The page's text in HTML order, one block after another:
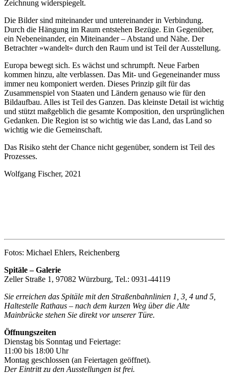
Zeichnung widerspiegelt.
Die Bilder sind miteinander und untereinander in Verbindung.
Durch die Hängung im Raum entstehen Bezüge. Ein Gegenüber,
ein Nebeneinander, ein Miteinander – Abstand und Nähe. Der
Betrachter »wandelt« durch den Raum und ist Teil der Ausstellung.
Europa bewegt sich. Es wächst und schrumpft. Neue Farben
kommen hinzu, alte verblassen. Das Mit- und Gegeneinander muss
immer neu komponiert werden. Dieses Prinzip gilt für das
Zusammenspiel von Staaten und Ländern genauso wie für den
Bildaufbau. Alles ist Teil des Ganzen. Das kleinste Detail ist wichtig
und stützt maßgeblich die gesamte Komposition, den ursprünglichen
Gedanken. Die Region ist so wichtig wie das Land, das Land so
wichtig wie die Gemeinschaft.
Das Risiko steht der Chance nicht gegenüber, sondern ist Teil des
Prozesses.
Wolfgang Fischer, 2021
Fotos: Michael Ehlers, Reichenberg
Spitäle – Galerie
Zeller Straße 1, 97082 Würzburg, Tel.: 0931-44119
Sie erreichen das Spitäle mit den Straßenbahnlinien 1, 3, 4 und 5,
Haltestelle Rathaus – nach dem kurzen Weg über die Alte
Mainbrücke stehen Sie direkt vor unserer Türe.
Öffnungszeiten
Dienstag bis Sonntag und Feiertage:
11:00 bis 18:00 Uhr
Montag geschlossen (an Feiertagen geöffnet).
Der Eintritt zu den Ausstellungen ist frei.